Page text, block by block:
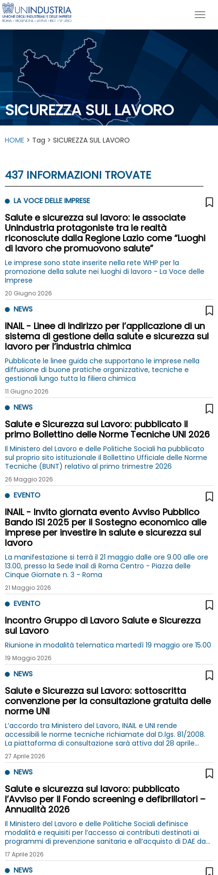
SICUREZZA SUL LAVORO
HOME > Tag > SICUREZZA SUL LAVORO
437 INFORMAZIONI TROVATE
LA VOCE DELLE IMPRESE
Salute e sicurezza sul lavoro: le associate
Unindustria protagoniste tra le realtà
riconosciute dalla Regione Lazio come “Luoghi
di lavoro che promuovono salute”
Le imprese sono state inserite nella rete WHP per la
promozione della salute nei luoghi di lavoro - La Voce delle
Imprese
20 Giugno 2026
NEWS
INAIL - Linee di indirizzo per l’applicazione di un
sistema di gestione della salute e sicurezza sul
lavoro per l’industria chimica
Pubblicate le linee guida che supportano le imprese nella
diffusione di buone pratiche organizzative, tecniche e
gestionali lungo tutta la filiera chimica
11 Giugno 2026
NEWS
Salute e Sicurezza sul Lavoro: pubblicato il
primo Bollettino delle Norme Tecniche UNI 2026
Il Ministero del Lavoro e delle Politiche Sociali ha pubblicato
sul proprio sito istituzionale il Bollettino Ufficiale delle Norme
Tecniche (BUNT) relativo al primo trimestre 2026
26 Maggio 2026
EVENTO
INAIL - Invito giornata evento Avviso Pubblico
Bando ISI 2025 per il Sostegno economico alle
imprese per investire in salute e sicurezza sul
lavoro
La manifestazione si terrà il 21 maggio dalle ore 9.00 alle ore
13.00, presso la Sede Inail di Roma Centro - Piazza delle
Cinque Giornate n. 3 - Roma
21 Maggio 2026
EVENTO
Incontro Gruppo di Lavoro Salute e Sicurezza
sul Lavoro
Riunione in modalità telematica martedì 19 maggio ore 15.00
19 Maggio 2026
NEWS
Salute e Sicurezza sul Lavoro: sottoscritta
convenzione per la consultazione gratuita delle
norme UNI
L’accordo tra Ministero del Lavoro, INAIL e UNI rende
accessibili le norme tecniche richiamate dal D.lgs. 81/2008.
La piattaforma di consultazione sarà attiva dal 28 aprile
2026.
27 Aprile 2026
NEWS
Salute e sicurezza sul lavoro: pubblicato
l’Avviso per il Fondo screening e defibrillatori –
Annualità 2026
Il Ministero del Lavoro e delle Politiche Sociali definisce
modalità e requisiti per l’accesso ai contributi destinati ai
programmi di prevenzione sanitaria e all’acquisto di DAE da
parte delle imprese
17 Aprile 2026
NEWS